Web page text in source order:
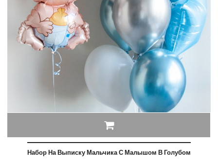
Набор На Выписку Мальчика С Малышом В Голубом